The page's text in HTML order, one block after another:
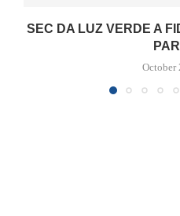
SEC DA LUZ VERDE A
October